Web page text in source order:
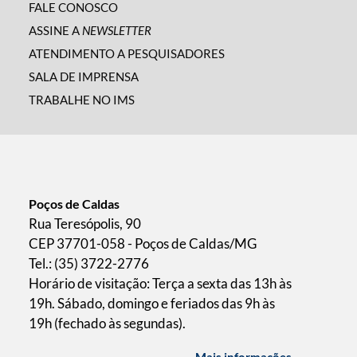
FALE CONOSCO
ASSINE A NEWSLETTER
ATENDIMENTO A PESQUISADORES
SALA DE IMPRENSA
TRABALHE NO IMS
Poços de Caldas
Rua Teresópolis, 90
CEP 37701-058 - Poços de Caldas/MG
Tel.: (35) 3722-2776
Horário de visitação: Terça a sexta das 13h às
19h. Sábado, domingo e feriados das 9h às
19h (fechado às segundas).